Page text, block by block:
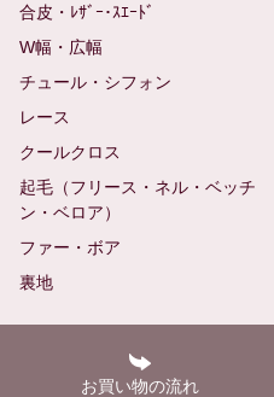
合皮・ﾚｻﾞｰ･ｽｴｰﾄﾞ
W幅・広幅
チュール・シフォン
レース
クールクロス
起毛（フリース・ネル・ベッチ
ン・ベロア）
ファー・ボア
裏地
お買い物の流れ